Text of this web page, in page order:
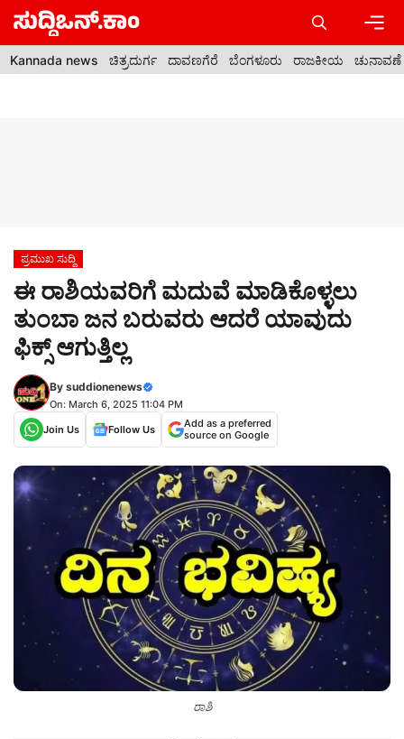
Skip
content
Kannada news ಚಿತ್ರದುರ್ಗ ದಾವಣಗೆರೆ ಬೆಂಗಳೂರು ರಾಜಕೀಯ ಚುನಾವಣೆ
ಪ್ರಮುಖ ಸುದ್ದಿ
ಈ ರಾಶಿಯವರಿಗೆ ಮದುವೆ ಮಾಡಿಕೊಳ್ಳಲು
ತುಂಬಾ ಜನ ಬರುವರು ಆದರೆ ಯಾವುದು
ಫಿಕ್ಸ್ ಆಗುತ್ತಿಲ್ಲ
By suddionenews
On: March 6, 2025 11:04 PM
Join Us
Follow Us
Add as a preferred
source on Google
ರಾಶಿ